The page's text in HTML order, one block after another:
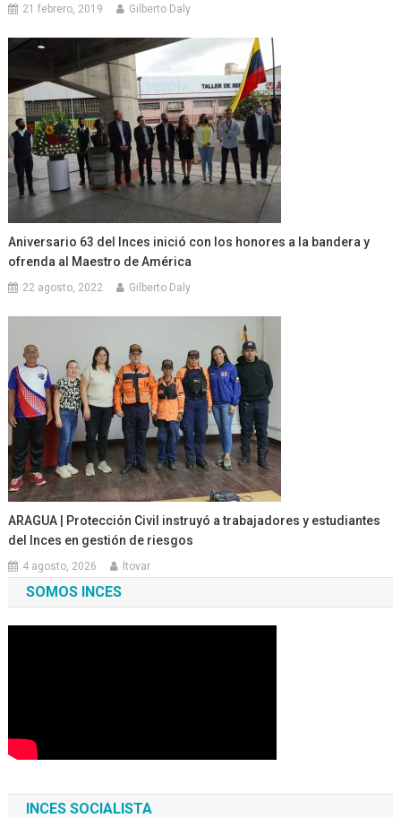
21 febrero, 2019 Gilberto Daly
Aniversario 63 del Inces inició con los honores a la bandera y
ofrenda al Maestro de América
22 agosto, 2022 Gilberto Daly
ARAGUA | Protección Civil instruyó a trabajadores y estudiantes
del Inces en gestión de riesgos
4 agosto, 2026 ltovar
SOMOS INCES
INCES SOCIALISTA